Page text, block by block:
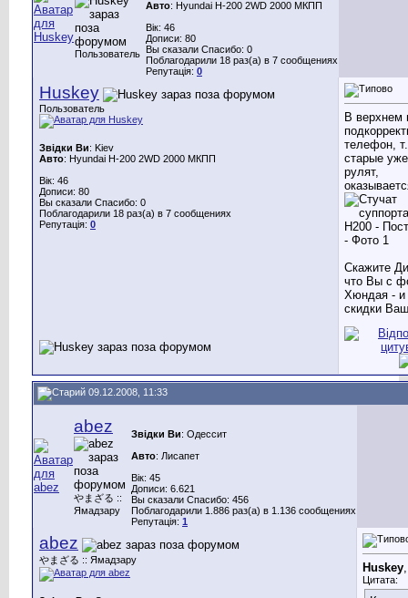
Пользователь
Авто: Hyundai H-200 2WD 2000 МКПП
Вік: 46
Дописи: 80
Вы сказали Спасибо: 0
Поблагодарили 18 раз(а) в 7 сообщениях
Репутація: 0
Huskey
Пользователь
Звідки Ви: Kiev
Авто: Hyundai H-200 2WD 2000 МКПП
Вік: 46
Дописи: 80
Вы сказали Спасибо: 0
Поблагодарили 18 раз(а) в 7 сообщениях
Репутація: 0
В верхнем
телефон,
старые
рулят,
Скажите
что Вы с
Хюндая - и
скидки
09.12.2008, 11:33
abez
やまざる ::
Ямадзару
Звідки Ви: Одессит
Авто: Лисапет
Вік: 45
Дописи: 6.621
Вы сказали Спасибо: 456
Поблагодарили 1.886 раз(а) в 1.136 сообщениях
Репутація: 1
abez
やまざる :: Ямадзару
Huskey
Цитата: